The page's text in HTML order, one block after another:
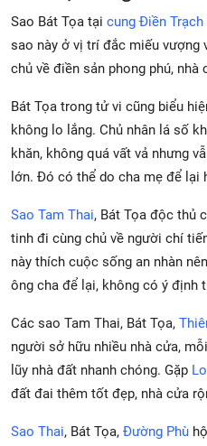
Sao Bát Tọa tại cung Điền Trạch
sao này ở vị trí đắc miếu vượng
chủ về điền sản phong phú, nhà
Bát Tọa trong tử vi cũng biểu
không lo lắng. Chủ nhân lá số
khăn, không quá vất vả nhưng
lớn. Đó có thể do cha mẹ để lại
Sao Tam Thai, Bát Tọa độc thủ
tinh đi cùng chủ về người chí
này thích cuộc sống an nhàn
ông cha để lại, không có ý định
Các sao Tam Thai, Bát Tọa,
người sở hữu nhiều nhà cửa,
lũy nhà đất nhanh chóng. Gặp
đất đai thêm tốt đẹp, nhà cửa
Sao Thai, Bát Tọa, Đường Phù